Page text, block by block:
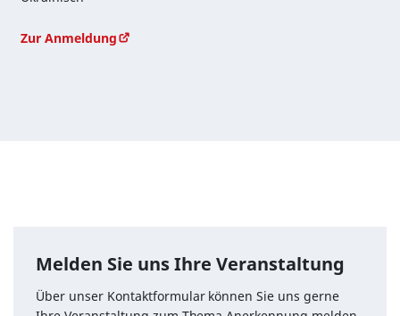
Zur Anmeldung
Melden Sie uns Ihre Veranstaltung
Über unser Kontaktformular können Sie uns gerne